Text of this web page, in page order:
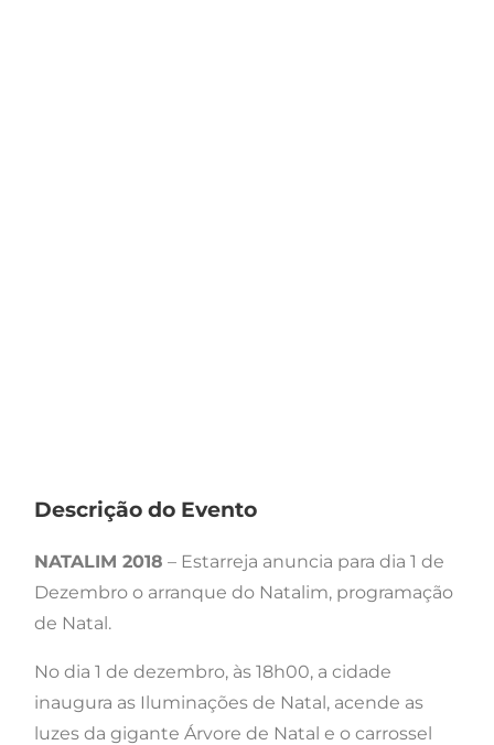
Descrição do Evento
NATALIM 2018 – Estarreja anuncia para dia 1 de
Dezembro o arranque do Natalim, programação
de Natal.
No dia 1 de dezembro, às 18h00, a cidade
inaugura as Iluminações de Natal, acende as
luzes da gigante Árvore de Natal e o carrossel